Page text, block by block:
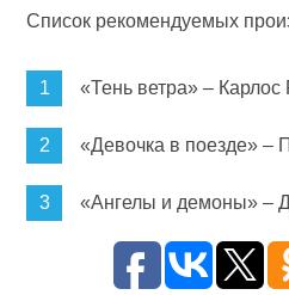
Список рекомендуемых
«Тень ветра» –
«Девочка в поезде» –
«Ангелы и демоны» –